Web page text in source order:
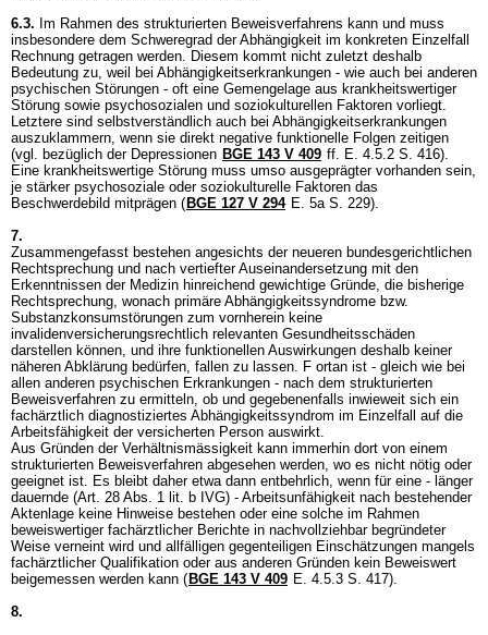
6.3. Im Rahmen des strukturierten Beweisverfahrens kann und muss
insbesondere dem Schweregrad der Abhängigkeit im konkreten Einzelfall
Rechnung getragen werden. Diesem kommt nicht zuletzt deshalb
Bedeutung zu, weil bei Abhängigkeitserkrankungen - wie auch bei anderen
psychischen Störungen - oft eine Gemengelage aus krankheitswertiger
Störung sowie psychosozialen und soziokulturellen Faktoren vorliegt.
Letztere sind selbstverständlich auch bei Abhängigkeitserkrankungen
auszuklammern, wenn sie direkt negative funktionelle Folgen zeitigen
(vgl. bezüglich der Depressionen BGE 143 V 409 ff. E. 4.5.2 S. 416).
Eine krankheitswertige Störung muss umso ausgeprägter vorhanden sein,
je stärker psychosoziale oder soziokulturelle Faktoren das
Beschwerdebild mitprägen ( BGE 127 V 294 E. 5a S. 229).
7.
Zusammengefasst bestehen angesichts der neueren bundesgerichtlichen
Rechtsprechung und nach vertiefter Auseinandersetzung mit den
Erkenntnissen der Medizin hinreichend gewichtige Gründe, die bisherige
Rechtsprechung, wonach primäre Abhängigkeitssyndrome bzw.
Substanzkonsumstörungen zum vornherein keine
invalidenversicherungsrechtlich relevanten Gesundheitsschäden
darstellen können, und ihre funktionellen Auswirkungen deshalb keiner
näheren Abklärung bedürfen, fallen zu lassen. F ortan ist - gleich wie bei
allen anderen psychischen Erkrankungen - nach dem strukturierten
Beweisverfahren zu ermitteln, ob und gegebenenfalls inwieweit sich ein
fachärztlich diagnostiziertes Abhängigkeitssyndrom im Einzelfall auf die
Arbeitsfähigkeit der versicherten Person auswirkt.
Aus Gründen der Verhältnismässigkeit kann immerhin dort von einem
strukturierten Beweisverfahren abgesehen werden, wo es nicht nötig oder
geeignet ist. Es bleibt daher etwa dann entbehrlich, wenn für eine - länger
dauernde (Art. 28 Abs. 1 lit. b IVG) - Arbeitsunfähigkeit nach bestehender
Aktenlage keine Hinweise bestehen oder eine solche im Rahmen
beweiswertiger fachärztlicher Berichte in nachvollziehbar begründeter
Weise verneint wird und allfälligen gegenteiligen Einschätzungen mangels
fachärztlicher Qualifikation oder aus anderen Gründen kein Beweiswert
beigemessen werden kann ( BGE 143 V 409 E. 4.5.3 S. 417).
8.